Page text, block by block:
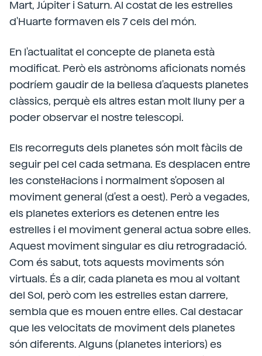
Mart, Júpiter i Saturn. Al costat de les estrelles
d'Huarte formaven els 7 cels del món.
En l'actualitat el concepte de planeta està
modificat. Però els astrònoms aficionats només
podríem gaudir de la bellesa d'aquests planetes
clàssics, perquè els altres estan molt lluny per a
poder observar el nostre telescopi.
Els recorreguts dels planetes són molt fàcils de
seguir pel cel cada setmana. Es desplacen entre
les constel·lacions i normalment s'oposen al
moviment general (d'est a oest). Però a vegades,
els planetes exteriors es detenen entre les
estrelles i el moviment general actua sobre elles.
Aquest moviment singular es diu retrogradació.
Com és sabut, tots aquests moviments són
virtuals. És a dir, cada planeta es mou al voltant
del Sol, però com les estrelles estan darrere,
sembla que es mouen entre elles. Cal destacar
que les velocitats de moviment dels planetes
són diferents. Alguns (planetes interiors) es